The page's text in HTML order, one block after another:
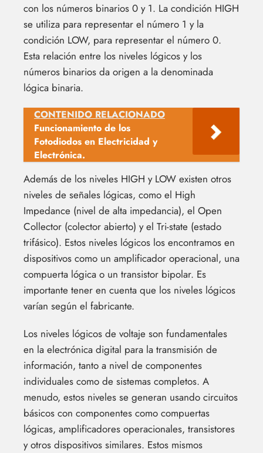
con los números binarios 0 y 1. La condición HIGH
se utiliza para representar el número 1 y la
condición LOW, para representar el número 0.
Esta relación entre los niveles lógicos y los
números binarios da origen a la denominada
lógica binaria.
CONTENIDO RELACIONADO
Funcionamiento de los
Fotodiodos en Electricidad y
Electrónica.
Además de los niveles HIGH y LOW existen otros
niveles de señales lógicas, como el High
Impedance (nivel de alta impedancia), el Open
Collector (colector abierto) y el Tri-state (estado
trifásico). Estos niveles lógicos los encontramos en
dispositivos como un amplificador operacional, una
compuerta lógica o un transistor bipolar. Es
importante tener en cuenta que los niveles lógicos
varían según el fabricante.
Los niveles lógicos de voltaje son fundamentales
en la electrónica digital para la transmisión de
información, tanto a nivel de componentes
individuales como de sistemas completos. A
menudo, estos niveles se generan usando circuitos
básicos con componentes como compuertas
lógicas, amplificadores operacionales, transistores
y otros dispositivos similares. Estos mismos